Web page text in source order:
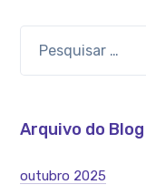
Arquivo do Blog
outubro 2025